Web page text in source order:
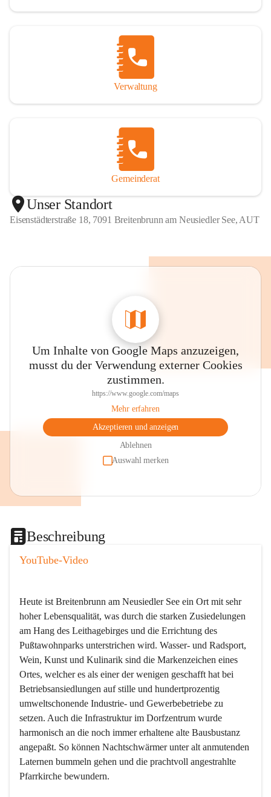
Verwaltung
Gemeinderat
Unser Standort
Eisenstädterstraße 18, 7091 Breitenbrunn am Neusiedler See, AUT
Um Inhalte von Google Maps anzuzeigen,
musst du der Verwendung externer Cookies
zustimmen.
https://www.google.com/maps
Mehr erfahren
Akzeptieren und anzeigen
Ablehnen
Auswahl merken
Beschreibung
YouTube-Video
Heute ist Breitenbrunn am Neusiedler See ein Ort mit sehr
hoher Lebensqualität, was durch die starken Zusiedelungen
am Hang des Leithagebirges und die Errichtung des
Pußtawohnparks unterstrichen wird. Wasser- und Radsport,
Wein, Kunst und Kulinarik sind die Markenzeichen eines
Ortes, welcher es als einer der wenigen geschafft hat bei
Betriebsansiedlungen auf stille und hundertprozentig
umweltschonende Industrie- und Gewerbebetriebe zu
setzen. Auch die Infrastruktur im Dorfzentrum wurde
harmonisch an die noch immer erhaltene alte Bausbustanz
angepaßt. So können Nachtschwärmer unter alt anmutenden
Laternen bummeln gehen und die prachtvoll angestrahlte
Pfarrkirche bewundern.